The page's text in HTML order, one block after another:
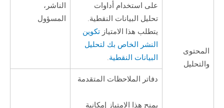
المحتوى
والتحليل
على استخدام أداوات
تحليل البيانات النقطية.
يتطلب هذا الامتيازتكوين
النشر الخاص بك لتحليل
البيانات النقطية.
الناشر،
المسؤول
دفاتر الملاحظات المتقدمة
يمنح هذا الامتياز إمكانية